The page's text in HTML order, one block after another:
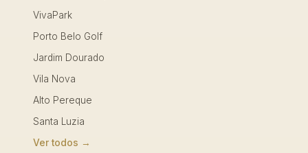
VivaPark
Porto Belo Golf
Jardim Dourado
Vila Nova
Alto Pereque
Santa Luzia
Ver todos →